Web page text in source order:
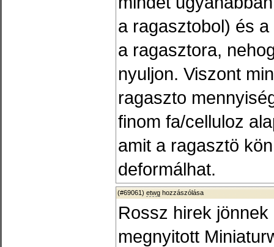
a ragasztobol) és
a ragasztora,
nyuljon. Viszont
ragaszto
finom fa/celluloz
amit a ragasztö
deformálhat.
(#69061) etwg hozzászólása
Rossz hirek
megnyitott